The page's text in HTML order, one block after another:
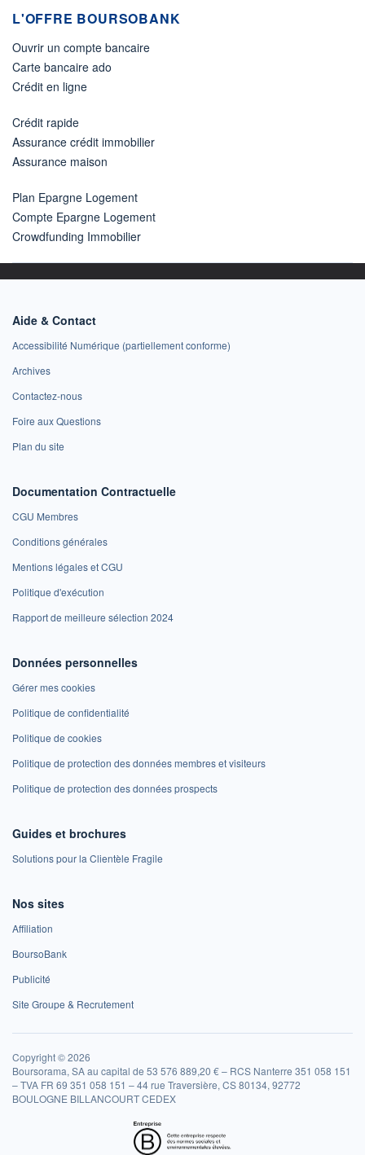
L'OFFRE BOURSOBANK
Ouvrir un compte bancaire
Carte bancaire ado
Crédit en ligne
Crédit rapide
Assurance crédit immobilier
Assurance maison
Plan Epargne Logement
Compte Epargne Logement
Crowdfunding Immobilier
Aide & Contact
Accessibilité Numérique (partiellement conforme)
Archives
Contactez-nous
Foire aux Questions
Plan du site
Documentation Contractuelle
CGU Membres
Conditions générales
Mentions légales et CGU
Politique d'exécution
Rapport de meilleure sélection 2024
Données personnelles
Gérer mes cookies
Politique de confidentialité
Politique de cookies
Politique de protection des données membres et visiteurs
Politique de protection des données prospects
Guides et brochures
Solutions pour la Clientèle Fragile
Nos sites
Affiliation
BoursoBank
Publicité
Site Groupe & Recrutement
Copyright © 2026
Boursorama, SA au capital de 53 576 889,20 € – RCS Nanterre 351 058 151
– TVA FR 69 351 058 151 – 44 rue Traversière, CS 80134, 92772
BOULOGNE BILLANCOURT CEDEX